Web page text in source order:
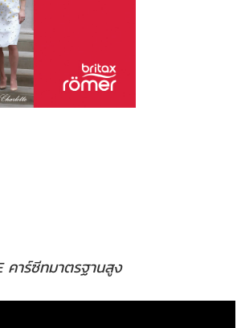
าร์ซีทมาตรฐานสูง